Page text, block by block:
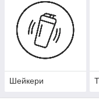
Шейкери